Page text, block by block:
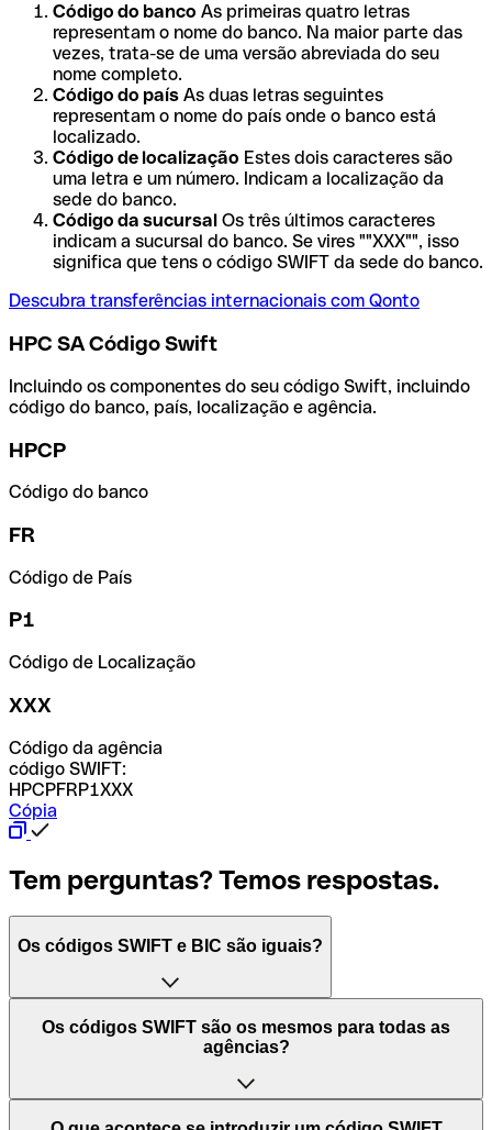
Código do banco As primeiras quatro letras
representam o nome do banco. Na maior parte das
vezes, trata-se de uma versão abreviada do seu
nome completo.
Código do país As duas letras seguintes
representam o nome do país onde o banco está
localizado.
Código de localização Estes dois caracteres são
uma letra e um número. Indicam a localização da
sede do banco.
Código da sucursal Os três últimos caracteres
indicam a sucursal do banco. Se vires ""XXX"", isso
significa que tens o código SWIFT da sede do banco.
Descubra transferências internacionais com Qonto
HPC SA Código Swift
Incluindo os componentes do seu código Swift, incluindo
código do banco, país, localização e agência.
HPCP
Código do banco
FR
Código de País
P1
Código de Localização
XXX
Código da agência
código SWIFT:
HPCPFRP1XXX
Cópia
Tem perguntas? Temos respostas.
Os códigos SWIFT e BIC são iguais?
O acrónimo SWIFT significa "Society for Worldwide
Interbank Financial Telecommunication (Sociedade para
Mundiais)". Trata-se de uma rede mundial onde se
processam pagamentos entre países. Por outro lado, BIC
Os códigos SWIFT são os mesmos para todas as
agências?